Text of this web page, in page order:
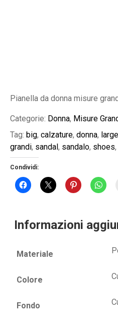
Pianella da donna misure
Categorie: Donna, Misure
Tag: big, calzature, donna,
grandi, sandal, sandalo, shoes,
Condividi:
Informazioni
Materiale
Colore
Fondo